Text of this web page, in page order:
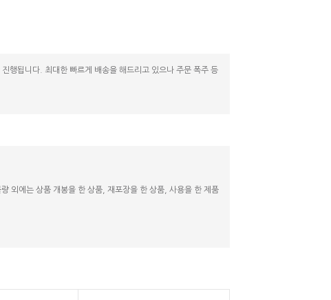
행됩니다. 최대한 빠르게 배송을 해드리고 있으나 주문 폭주 등
외에는 상품 개봉을 한 상품, 재포장을 한 상품, 사용을 한 제품